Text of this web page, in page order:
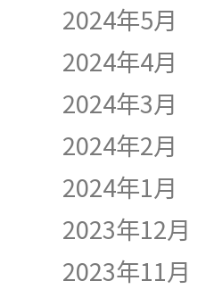
2024年5月
2024年4月
2024年3月
2024年2月
2024年1月
2023年12月
2023年11月